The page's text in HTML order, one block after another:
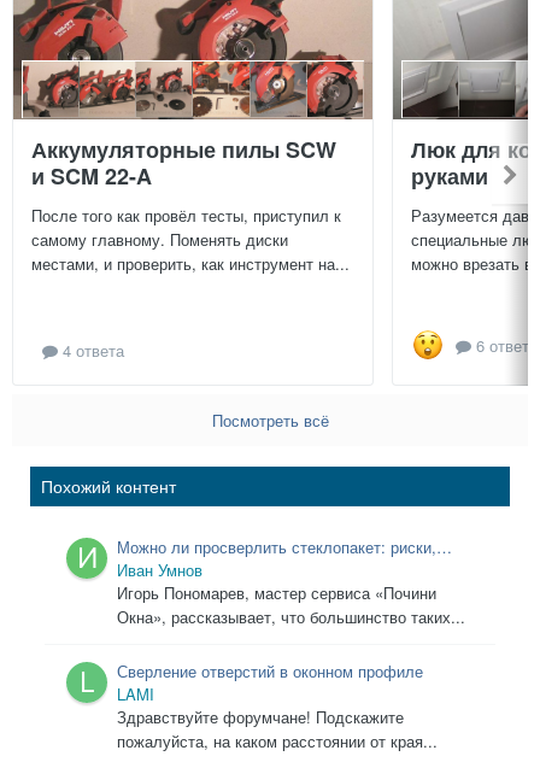
Аккумуляторные пилы SCW
и SCM 22-A
После того как провёл тесты, приступил к
самому главному. Поменять диски
местами, и проверить, как инструмент на...
4 ответа
Люк для
руками
Разумеется
специальные
можно врезать
6
Посмотреть всё
Похожий контент
Можно ли просверлить стеклопакет: риски,
решения и советы мастера
Иван Умнов
Игорь Пономарев, мастер сервиса «Почини
Окна», рассказывает, что большинство таких...
Сверление отверстий в оконном профиле
LAMI
Здравствуйте форумчане! Подскажите
пожалуйста, на каком расстоянии от края...